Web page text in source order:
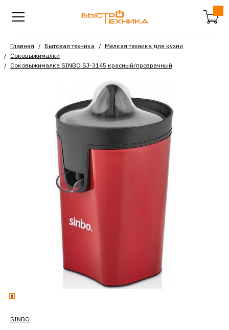
Главная Бытовая техника
Мелкая техника для кухни
Соковыжималки
Соковыжималка SINBO SJ-3145 красный/прозрачный
SINBO